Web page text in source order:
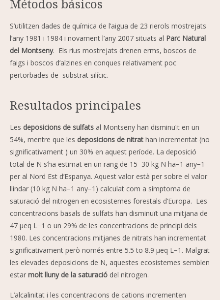
Métodos básicos
S’utilitzen dades de química de l’aigua de 23 rierols mostrejats
l’any 1981 i 1984 i novament l’any 2007 situats al Parc Natural
del Montseny. Els rius mostrejats drenen erms, boscos de
faigs i boscos d’alzines en conques relativament poc
pertorbades de substrat silícic.
Resultados principales
Les deposicions de sulfats al Montseny han disminuït en un
54%, mentre que les deposicions de nitrat han incrementat (no
significativament ) un 30% en aquest període. La deposició
total de N s’ha estimat en un rang de 15–30 kg N ha−1 any−1
per al Nord Est d’Espanya. Aquest valor està per sobre el valor
llindar (10 kg N ha−1 any−1) calculat com a símptoma de
saturació del nitrogen en ecosistemes forestals d’Europa. Les
concentracions basals de sulfats han disminuït una mitjana de
47 μeq L−1 o un 29% de les concentracions de principi dels
1980. Les concentracions mitjanes de nitrats han incrementat
significativament però només entre 5.5 to 8.9 μeq L−1. Malgrat
les elevades deposicions de N, aquestes ecosistemes semblen
estar molt lluny de la saturació del nitrogen.
L’alcalinitat i les concentracions de cations incrementen